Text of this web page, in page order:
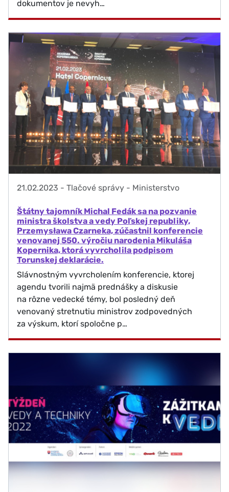
dokumentov je nevyh…
21.02.2023 - Tlačové správy - Ministerstvo
Štátny tajomník Michal Fedák sa na pozvanie
ministra školstva a vedy Poľskej republiky,
Przemysława Czarneka, zúčastnil konferencie
venovanej 550. výročiu narodenia Mikuláša
Kopernika, ktorá vyvrcholila podpisom
Torunskej deklarácie.
Slávnostným vyvrcholením konferencie, ktorej
agendu tvorili najmä prednášky a diskusie
na rôzne vedecké témy, bol posledný deň
venovaný stretnutiu ministrov zodpovedných
za výskum, ktorí spoločne p…